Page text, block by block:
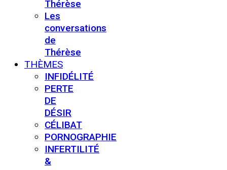
Thérèse
Les
conversations
de
Thérèse
THÈMES
INFIDÉLITÉ
PERTE
DE
DÉSIR
CÉLIBAT
PORNOGRAPHIE
INFERTILITÉ
&